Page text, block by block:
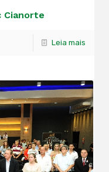
Cianorte
Leia mais